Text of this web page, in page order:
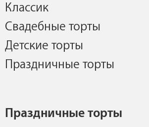
Классик
Свадебные торты
Детские торты
Праздничные торты
Праздничные торты